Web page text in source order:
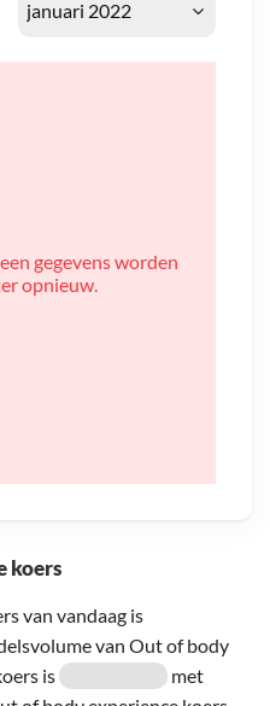
koers
van vandaag is
van Out of body
is
met
gegevens worden
opnieuw.